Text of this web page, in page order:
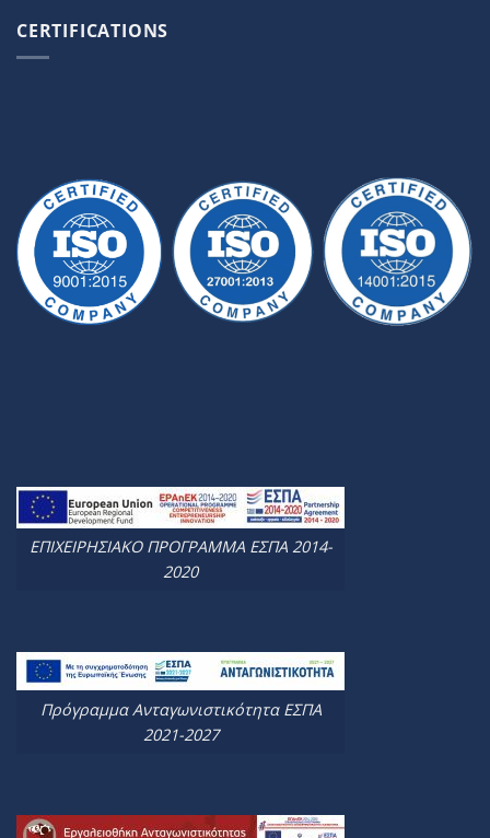
CERTIFICATIONS
ΕΠΙΧΕΙΡΗΣΙΑΚΟ ΠΡΟΓΡΑΜΜΑ ΕΣΠΑ 2014-
2020
Πρόγραμμα Ανταγωνιστικότητα ΕΣΠΑ
2021-2027